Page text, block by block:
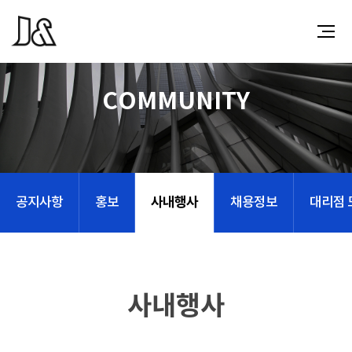
COMMUNITY
공지사항 홍보 사내행사 채용정보 대리점
사내행사